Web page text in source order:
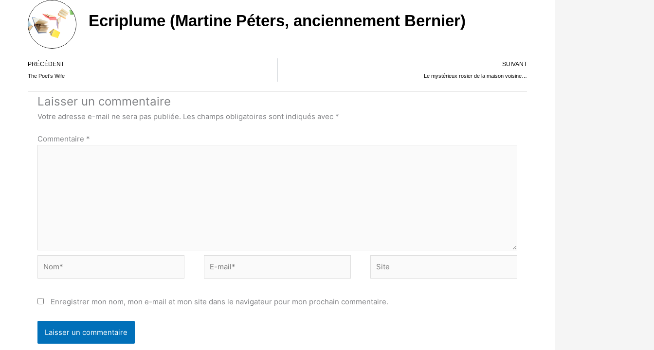
Ecriplume (Martine Péters, anciennement Bernier)
Précédent
PRÉCÉDENT
The Poet’s Wife
SUIVANT
Le mystérieux rosier de la maison voisine…
Suivant
Laisser un commentaire
Votre adresse e-mail ne sera pas publiée. Les champs obligatoires sont indiqués avec *
Commentaire *
mail*
Enregistrer mon nom, mon e-mail et mon site dans le navigateur pour mon prochain commentaire.